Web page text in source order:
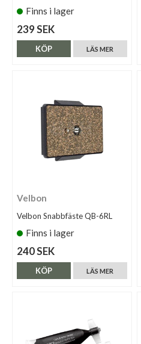
Finns i lager
239 SEK
LÄS MER
KÖP
Velbon
Velbon Snabbfäste QB-6RL
Finns i lager
240 SEK
LÄS MER
KÖP